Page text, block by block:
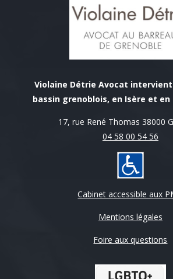
Violaine Détrie Avocat
bassin grenoblois, en Isère et en
17, rue René Thomas 38000
04 58 00 54 56
Cabinet accessible aux
Mentions légales
Foire aux questions